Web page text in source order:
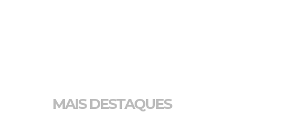
MAIS DESTAQUES